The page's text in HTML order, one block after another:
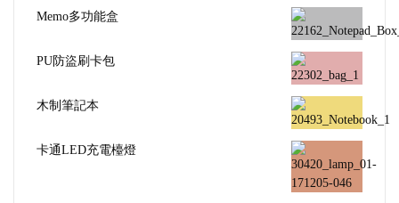
Memo多功能盒
PU防盜刷卡包
木制筆記本
卡通LED充電檯燈